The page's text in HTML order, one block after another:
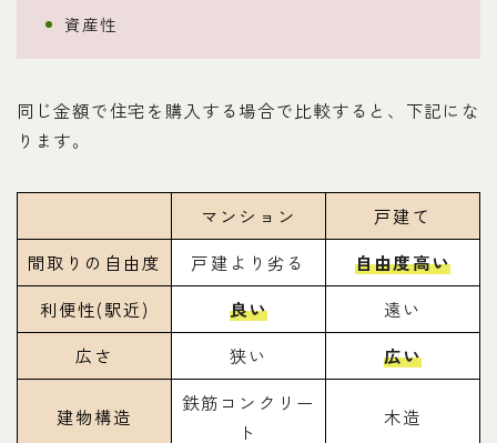
資産性
同じ金額で住宅を購入する場合で比較すると、下記にな
ります。
マンション
戸建て
間取りの自由度
戸建より劣る
自由度高い
利便性(駅近)
良い
遠い
広さ
狭い 広い
建物構造
鉄筋コンクリー
ト
木造